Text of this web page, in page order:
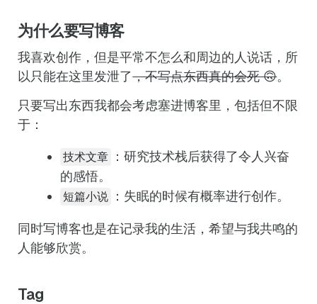
为什么要写博客
我喜欢创作，但是平常不怎么和周边的人说话，所
以只能在这里发泄了，不写点东西真的会死 🙃。
只要写出东西我都会考虑塞进博客里，包括但不限
于：
技术文章
：研究技术栈后获得了令人兴奋
的感悟。
短篇小说 ：失眠的时候有概率进行创作。
同时写博客也是在记录我的生活，希望与我共鸣的
人能够欣赏。
Tag